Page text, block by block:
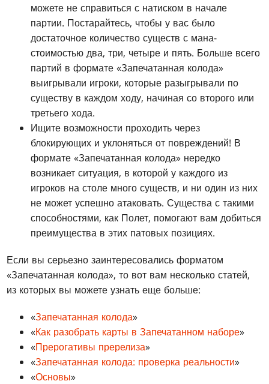
можете не справиться с натиском в начале
партии. Постарайтесь, чтобы у вас было
достаточное количество существ с мана-
стоимостью два, три, четыре и пять. Больше всего
партий в формате «Запечатанная колода»
выигрывали игроки, которые разыгрывали по
существу в каждом ходу, начиная со второго или
третьего хода.
Ищите возможности проходить через
блокирующих и уклоняться от повреждений! В
формате «Запечатанная колода» нередко
возникает ситуация, в которой у каждого из
игроков на столе много существ, и ни один из них
не может успешно атаковать. Существа с такими
способностями, как Полет, помогают вам добиться
преимущества в этих патовых позициях.
Если вы серьезно заинтересовались форматом
«Запечатанная колода», то вот вам несколько статей,
из которых вы можете узнать еще больше:
«Запечатанная колода»
«Как разобрать карты в Запечатанном наборе»
«Прерогативы пререлиза»
«Запечатанная колода: проверка реальности»
«Основы»